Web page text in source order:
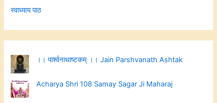
स्वाध्याय पाठ
।। पार्श्वनाथाष्टकम् ।। Jain Parshvanath Ashtak
Acharya Shri 108 Samay Sagar Ji Maharaj